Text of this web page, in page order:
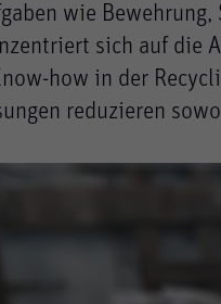
wie
sich auf die
how in der
reduzieren